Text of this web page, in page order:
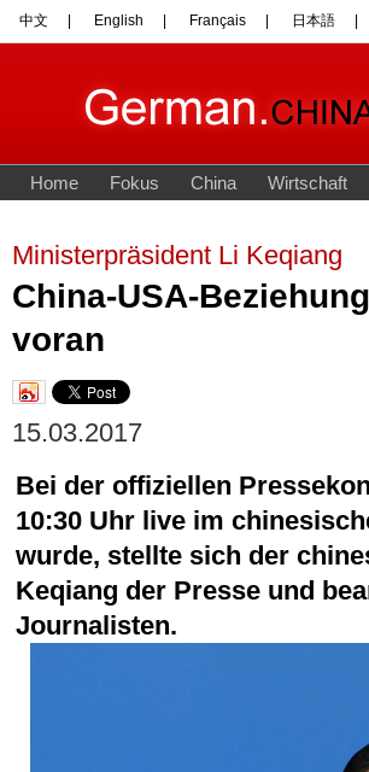
Ministerpräsident Li Keqiang
China-USA-
voran
15.03.2017
Bei der offiziellen
10:30 Uhr live im
wurde, stellte sich der
Keqiang der Presse und
Journalisten.